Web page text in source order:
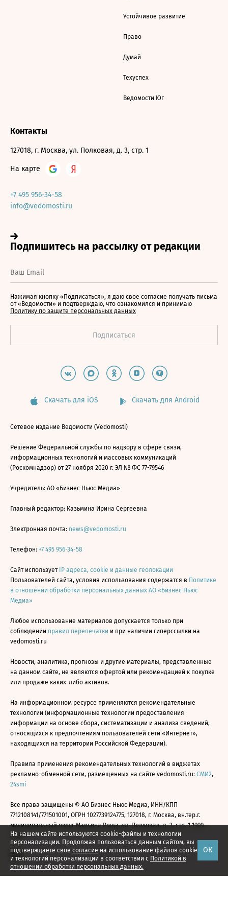
На нашем сайте используются cookie-файлы и технологии
персонализации. Продолжая пользоваться данным сайтом, вы
подтверждаете свое согласие на использование файлов cookie
и технологий персонализации в соответствии с Политикой в
отношении обработки персональных данных.
ОК
Устойчивое развитие
Право
Думай
Техуспех
Ведомости Юг
Контакты
127018, г. Москва, ул. Полковая, д. 3, стр. 1
На карте
+7 495 956-34-58
info@vedomosti.ru
Нажимая кнопку «Подписаться», я даю свое согласие получать письма
от «Ведомости» и подтверждаю, что ознакомился и принимаю
Политику по защите персональных данных
Скачать для iOS Скачать для Android
Сетевое издание Ведомости (Vedomosti)
Решение Федеральной службы по надзору в сфере связи,
информационных технологий и массовых коммуникаций
(Роскомнадзор) от 27 ноября 2020 г. ЭЛ № ФС 77-79546
Учредитель: АО «Бизнес Ньюс Медиа»
Главный редактор: Казьмина Ирина Сергеевна
Электронная почта: news@vedomosti.ru
Телефон: +7 495 956-34-58
Сайт использует IP адреса, cookie и данные геолокации
Пользователей сайта, условия использования содержатся в Политике
в отношении обработки персональных данных АО «Бизнес Ньюс
Медиа»
Любое использование материалов допускается только при
соблюдении правил перепечатки и при наличии гиперссылки на
vedomosti.ru
Новости, аналитика, прогнозы и другие материалы, представленные
на данном сайте, не являются офертой или рекомендацией к покупке
или продаже каких-либо активов.
На информационном ресурсе применяются рекомендательные
технологии (информационные технологии предоставления
информации на основе сбора, систематизации и анализа сведений,
относящихся к предпочтениям пользователей сети «Интернет»,
находящихся на территории Российской Федерации).
Правила применения рекомендательных технологий в виджетах
рекламно-обменной сети, размещенных на сайте vedomosti.ru: СМИ2,
24smi
Все права защищены © АО Бизнес Ньюс Медиа, ИНН/КПП
7712108141/771501001, ОГРН 1027739124775, 127018, г. Москва, вн.тер.г.
муниципальный округ Марьина Роща, ул. Полковая, д. 3, стр. 1 1999—
2026